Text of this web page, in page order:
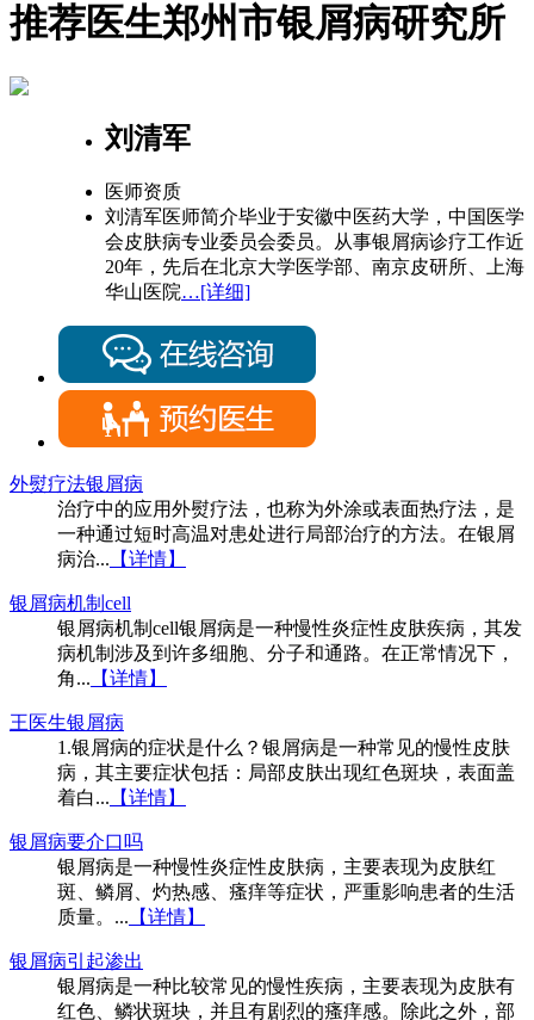
推荐医生郑州市银屑病研究所
刘清军
医师资质
刘清军医师简介毕业于安徽中医药大学，中国医学
会皮肤病专业委员会委员。从事银屑病诊疗工作近
20年，先后在北京大学医学部、南京皮研所、上海
华山医院…[详细]
外熨疗法银屑病
治疗中的应用外熨疗法，也称为外涂或表面热疗法，是
一种通过短时高温对患处进行局部治疗的方法。在银屑
病治... 【详情】
银屑病机制cell
银屑病机制cell银屑病是一种慢性炎症性皮肤疾病，其发
病机制涉及到许多细胞、分子和通路。在正常情况下，
角... 【详情】
王医生银屑病
1.银屑病的症状是什么？银屑病是一种常见的慢性皮肤
病，其主要症状包括：局部皮肤出现红色斑块，表面盖
着白... 【详情】
银屑病要介口吗
银屑病是一种慢性炎症性皮肤病，主要表现为皮肤红
斑、鳞屑、灼热感、瘙痒等症状，严重影响患者的生活
质量。... 【详情】
银屑病引起渗出
银屑病是一种比较常见的慢性疾病，主要表现为皮肤有
红色、鳞状斑块，并且有剧烈的瘙痒感。除此之外，部